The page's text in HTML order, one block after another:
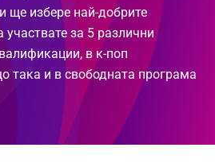
избере най-добрите
за 5 различни
в к-поп
така и в свободната програма